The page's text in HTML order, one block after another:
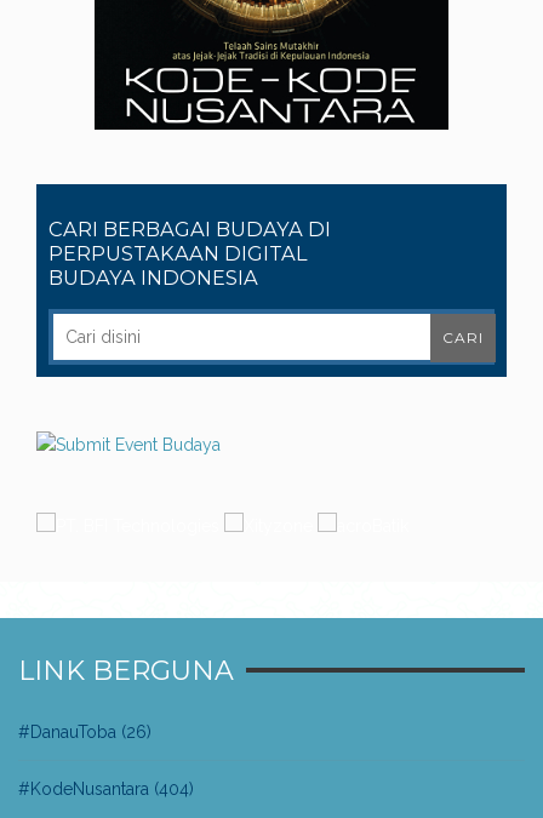
CARI BERBAGAI BUDAYA DI
PERPUSTAKAAN DIGITAL
BUDAYA INDONESIA
LINK BERGUNA
#DanauToba (26)
#KodeNusantara (404)